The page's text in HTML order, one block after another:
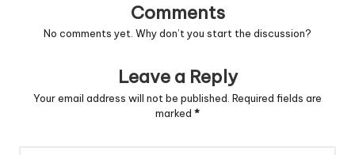
Comments
No comments yet. Why don’t you start the discussion?
Leave a Reply
Your email address will not be published. Required fields are
marked *